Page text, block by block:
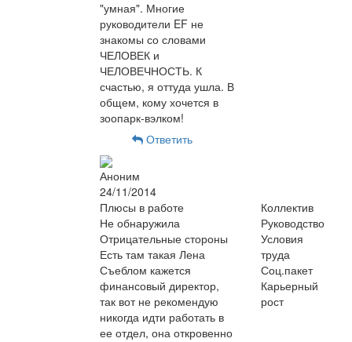
"умная". Многие
руководители EF не
знакомы со словами
ЧЕЛОВЕК и
ЧЕЛОВЕЧНОСТЬ. К
счастью, я оттуда ушла. В
общем, кому хочется в
зоопарк-вэлком!
Ответить
Аноним
24/11/2014
Плюсы в работе
Не обнаружила
Отрицательные стороны
Есть там такая Лена
Съеблом кажется
финансовый директор,
так вот не рекомендую
никогда идти работать в
ее отдел, она откровенно
Коллектив
Руководство
Условия
труда
Соц.пакет
Карьерный
рост